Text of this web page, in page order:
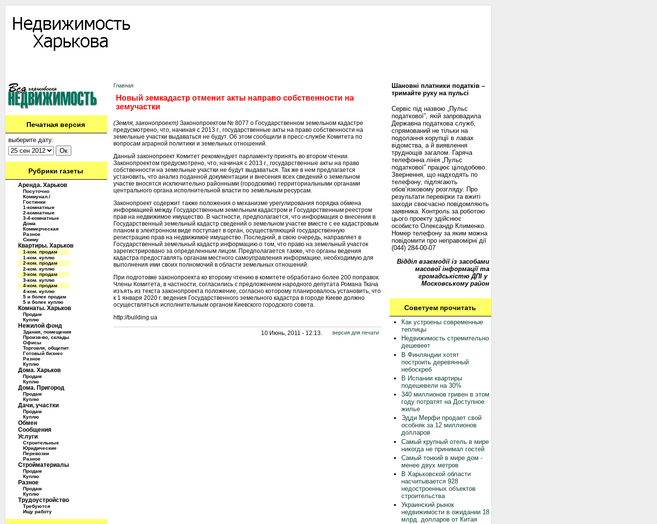
Печатная версия
выберите дату:
Рубрики газеты
Аренда. Харьков
Посуточно
Коммунал./
Гостинки
1-комнатные
2-комнатные
3-4-комнатные
Дома
Коммерческая
Разное
Сниму
Квартиры. Харьков
1-ком. продам
1-ком. куплю
2-ком. продам
2-ком. куплю
3-ком. продам
3-ком. куплю
4-ком. продам
4-ком. куплю
5 и более продам
5 и более куплю
Комнаты. Харьков
Продам
Куплю
Нежилой фонд
Здания, помещения
Произв-во, склады
Офисы
Торговля, общепит
Готовый бизнес
Разное
Куплю
Дома. Харьков
Продам
Куплю
Дома. Пригород
Продам
Куплю
Дачи, участки
Продам
Куплю
Обмен
Сообщения
Услуги
Строительные
Юридические
Перевозки
Разное
Стройматериалы
Продам
Куплю
Разное
Продам
Куплю
Трудоустройство
Требуются
Ищу работу
Главная
Новый земкадастр отменит акты направо собственности на
земучастки
(Земля, законопроект) Законопроектом № 8077 о Государственном земельном кадастре
предусмотрено, что, начиная с 2013 г., государственные акты на право собственности на
земельные участки выдаваться не будут. Об этом сообщили в пресс-службе Комитета по
вопросам аграрной политики и земельных отношений.
Данный законопроект Комитет рекомендует парламенту принять во втором чтении.
Законопроектом предусмотрено, что, начиная с 2013 г., государственные акты на право
собственности на земельные участки не будут выдаваться. Так же в нем предлагается
установить, что анализ поданной документации и внесения всех сведений о земельном
участке вносятся исключительно районными (городскими) территориальными органами
центрального органа исполнительной власти по земельным ресурсам.
Законопроект содержит также положения о механизме урегулирования порядка обмена
информацией между Государственным земельным кадастром и Государственным реестром
прав на недвижимое имущество. В частности, предполагается, что информация о внесении в
Государственный земельный кадастр сведений о земельном участке вместе с ее кадастровым
планом в электронном виде поступает в орган, осуществляющий государственную
регистрацию прав на недвижимое имущество. Последний, в свою очередь, направляет в
Государственный земельный кадастр информацию о том, что право на земельный участок
зарегистрировано за определенным лицом. Предполагается также, что органы ведения
кадастра предоставлять органам местного самоуправления информацию, необходимую для
выполнения ими своих полномочий в области земельных отношений.
При подготовке законопроекта ко второму чтению в комитете обработано более 200 поправок.
Члены Комитета, в частности, согласились с предложением народного депутата Романа Ткача
изъять из текста законопроекта положение, согласно которому планировалось установить, что
к 1 января 2020 г. ведения Государственного земельного кадастра в городе Киеве должно
осуществляться исполнительным органом Киевского городского совета.
http://building.ua
10 Июнь, 2011 - 12:13. версия для печати
Шановні платники податків –
тримайте руку на пульсі
Сервіс під назвою „Пульс
податкової”, якій запровадила
Державна податкова служб,
спрямований не тільки на
подолання корупції в лавах
відомства, а й виявлення
труднощів загалом. Гаряча
телефонна лінія „Пульс
податкової” працює цілодобово.
Звернення, що надходять по
телефону, підлягають
обов’язковому розгляду. Про
результати перевірки та вжиті
заходи своєчасно повідомляють
заявника. Контроль за роботою
цього проекту здійснює
особисто Олександр Клименко.
Номер телефону за яким можна
повідомити про неправомірні дії
(044) 284-00-07
Відділ взаємодії із засобами
масової інформації та
громадськістю ДПІ у
Московському район
Советуем прочитать
Как устроены современные
теплицы
Недвижимость стремительно
дешевеет
В Финляндии хотят
построить деревянный
небоскреб
В Испании квартиры
подешевели на 30%
340 миллионов гривен в этом
году потратят на Доступное
жилье
Эдди Мерфи продает свой
особняк за 12 миллионов
долларов
Самый крупный отель в мире
никогда не принимал гостей
Самый тонкий в мире дом -
менее двух метров
В Харьковской области
насчитывается 928
недостроенных объектов
строительства
Украинский рынок
недвижимости в ожидании 18
млрд. долларов от Китая